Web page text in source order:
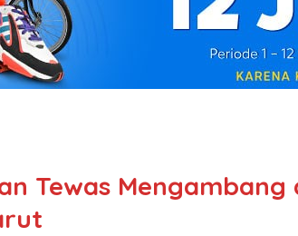
Tewas Mengambang